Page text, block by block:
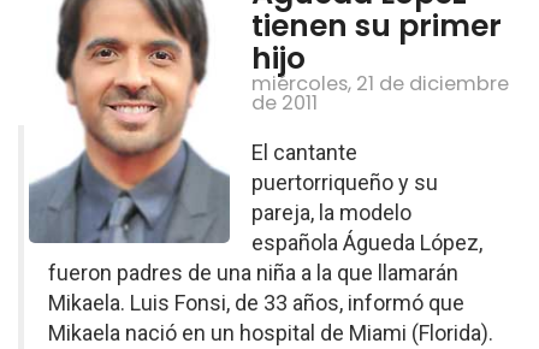
tienen su primer
hijo
miércoles, 21 de diciembre
de 2011
El cantante
puertorriqueño y su
pareja, la modelo
española Águeda López,
fueron padres de una niña a la que llamarán
Mikaela. Luis Fonsi, de 33 años, informó que
Mikaela nació en un hospital de Miami (Florida).